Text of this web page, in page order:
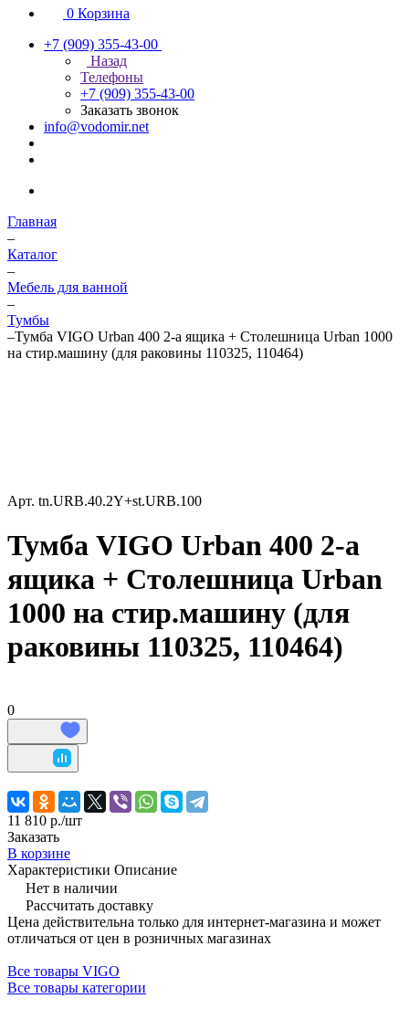
0 Корзина
+7 (909) 355-43-00
Назад
Телефоны
+7 (909) 355-43-00
Заказать звонок
info@vodomir.net
Главная
–
Каталог
–
Мебель для ванной
–
Тумбы
–Тумба VIGO Urban 400 2-а ящика + Столешница Urban 1000
на стир.машину (для раковины 110325, 110464)
Арт. tn.URB.40.2Y+st.URB.100
Тумба VIGO Urban 400 2-а
ящика + Столешница Urban
1000 на стир.машину (для
раковины 110325, 110464)
0
11 810 р./шт
Заказать
В корзине
Характеристики Описание
Нет в наличии
Рассчитать доставку
Цена действительна только для интернет-магазина и может
отличаться от цен в розничных магазинах
Все товары VIGO
Все товары категории